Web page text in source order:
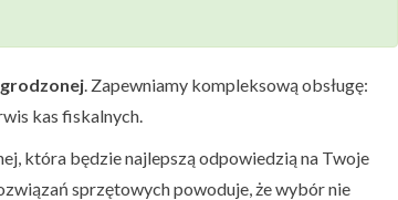
. Zapewniamy kompleksową obsługę:
kas fiskalnych.
która będzie najlepszą odpowiedzią na Twoje
sprzętowych powoduje, że wybór nie